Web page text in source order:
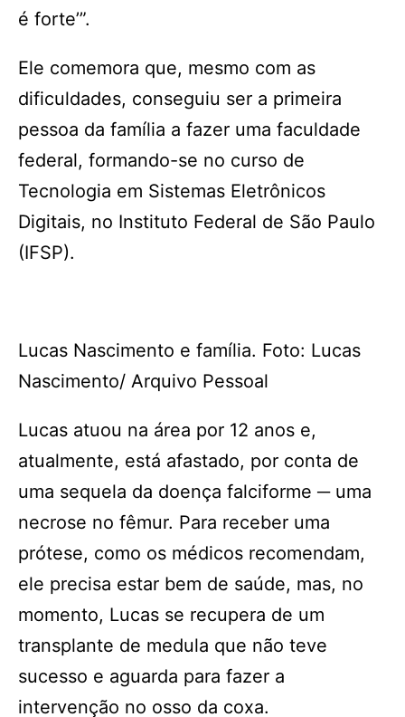
é forte’”.
Ele comemora que, mesmo com as
dificuldades, conseguiu ser a primeira
pessoa da família a fazer uma faculdade
federal, formando-se no curso de
Tecnologia em Sistemas Eletrônicos
Digitais, no Instituto Federal de São Paulo
(IFSP).
Lucas Nascimento e família. Foto: Lucas
Nascimento/ Arquivo Pessoal
Lucas atuou na área por 12 anos e,
atualmente, está afastado, por conta de
uma sequela da doença falciforme ─ uma
necrose no fêmur. Para receber uma
prótese, como os médicos recomendam,
ele precisa estar bem de saúde, mas, no
momento, Lucas se recupera de um
transplante de medula que não teve
sucesso e aguarda para fazer a
intervenção no osso da coxa.